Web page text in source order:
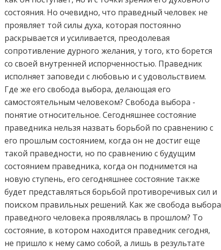
состояния. Но очевидно, что праведный человек не
проявляет той силы духа, которая постоянно
раскрывается и усиливается, преодолевая
сопротивление дурного желания, у того, кто борется
со своей внутренней испорченностью. Праведник
исполняет заповеди с любовью и с удовольствием.
Где же его свобода выбора, делающая его
самостоятельным человеком? Свобода выбора -
понятие относительное. Сегодняшнее состояние
праведника нельзя назвать борьбой по сравнению с
его прошлым состоянием, когда он не достиг еще
такой праведности, но по сравнению с будущим
состоянием праведника, когда он поднимется на
новую ступень, его сегодняшнее состояние также
будет представляться борьбой противоречивых сил и
поиском правильных решений. Как же свобода выбора
праведного человека проявлялась в прошлом? То
состояние, в котором находится праведник сегодня,
не пришло к нему само собой, а лишь в результате